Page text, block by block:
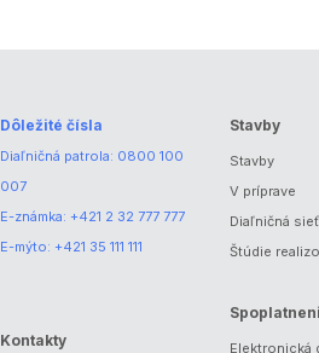
Dôležité čísla
Diaľničná patrola: 0800 100
007
E-známka: +421 2 32 777 777
E-mýto: +421 35 111 111
Kontakty
Stavby
Stavby
V príprave
Diaľničná sieť
Štúdie
Elektronická